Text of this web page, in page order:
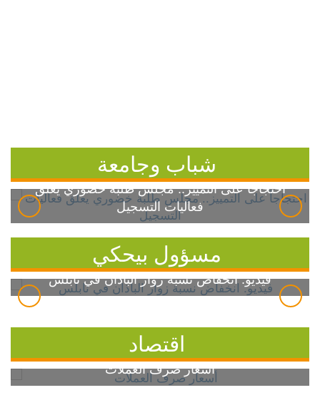
شباب وجامعة
احتجاجاً على التمييز.. مجلس طلبة خضوري يعلق
فعاليات التسجيل
مسؤول بيحكي
فيديو: انخفاض نسبة زوار الباذان في نابلس
اقتصاد
أسعار صرف العملات